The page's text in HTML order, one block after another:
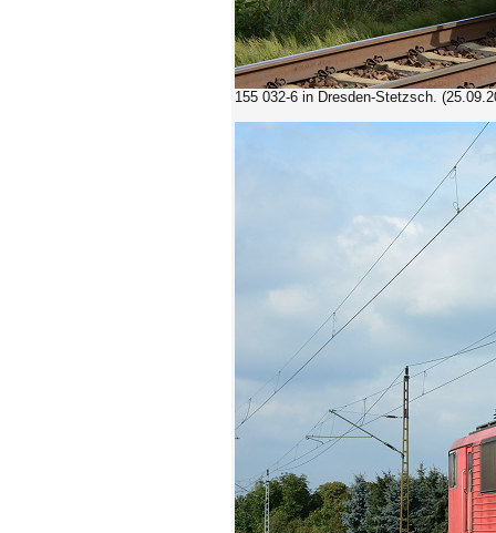
155 032-6 in Dresden-Stetzsch.